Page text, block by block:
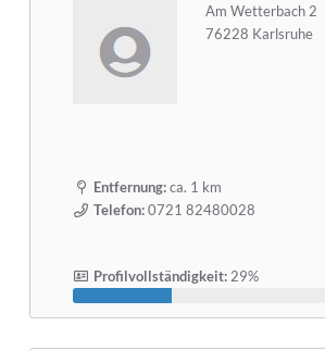
Am Wetterbach 2
76228 Karlsruhe
Entfernung:ca. 1 km
Telefon:0721 82480028
Profilvollständigkeit:29%